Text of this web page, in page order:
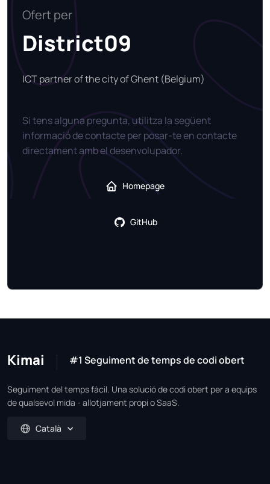
Ofert per
District09
ICT partner of the city of Ghent (Belgium)
Si tens alguna pregunta, utilitza la següent
informació de contacte per posar-te en contacte
directament amb el desenvolupador.
Homepage
GitHub
Kimai #1 Seguiment de temps de codi obert
Seguiment del temps fàcil. Una solució de codi obert per a equips
de qualsevol mida - allotjament propi o SaaS.
Català